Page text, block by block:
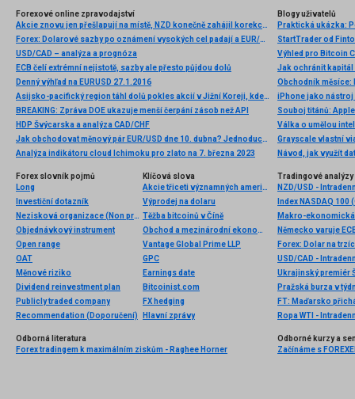
Forexové online zpravodajství
Akcie znovu jen přešlapují na místě, NZD konečně zahájil korekci srpnových ztrát
Forex: Dolarové sazby po oznámení vysokých cel padají a EUR/USD letí vzhůru
USD/CAD – analýza a prognóza
ECB čelí extrémní nejistotě, sazby ale přesto půjdou dolů
Denný výhľad na EURUSD 27.1.2016
Asijsko-pacifický region táhl dolů pokles akcií v Jižní Koreji, kde bylo vyhlášeno stanné právo
BREAKING: Zpráva DOE ukazuje menší čerpání zásob než API
HDP Švýcarska a analýza CAD/CHF
Jak obchodovat měnový pár EUR/USD dne 10. dubna? Jednoduché tipy a obchodní analýza pro začátečníky
Analýza indikátoru cloud Ichimoku pro zlato na 7. března 2023
Blogy uživatelů
Praktická ukázka:
StartTrader od
Výhled pro Bitcoin
Jak ochránit
Obchodník
iPhone jako nástroj
Souboj titánů:
Grayscale vlastní
Návod, jak využít
Forex slovník pojmů
Long
Investiční dotazník
Nezisková organizace (Non profit organization)
Objednávkový instrument
Open range
OAT
Měnové riziko
Dividend reinvestment plan
Publicly traded company
Recommendation (Doporučení)
Klíčová slova
Akcie třiceti významných amerických podniků
Výprodej na dolaru
Těžba bitcoinů v Číně
Obchod a mezinárodní ekonomika
Vantage Global Prime LLP
GPC
Earnings date
Bitcoinist.com
FX hedging
Hlavní zprávy
Tradingové analýzy
NZD/USD -
Index NASDAQ
Makro-
Německo varuje
USD/CAD -
Pražská burza v
FT: Maďarsko
Ropa WTI -
Odborná literatura
Forex tradingem k maximálním ziskům - Raghee Horner
Odborné kurzy a
Začínáme s